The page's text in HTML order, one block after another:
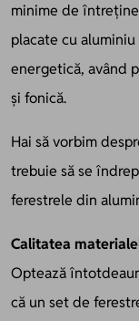
minime de
placate cu aluminiu
energetică, având
și fonică.
Hai să vorbim
trebuie să se
ferestrele din
Calitatea
Optează
că un set de